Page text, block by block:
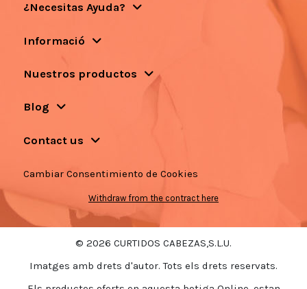
¿Necesitas Ayuda?
Informació
Nuestros productos
Blog
Contact us
Cambiar Consentimiento de Cookies
Withdraw from the contract here
© 2026 CURTIDOS CABEZAS,S.L.U.
Imatges amb drets d'autor. Tots els drets reservats.